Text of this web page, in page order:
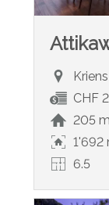
Kriens
CHF
205
1'692
6.5